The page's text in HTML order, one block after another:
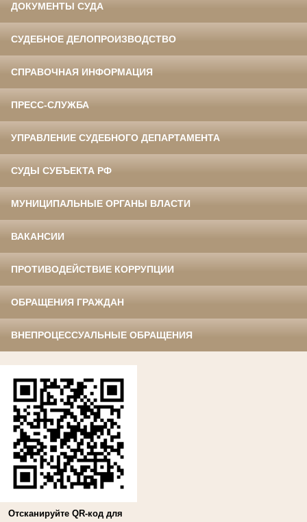
ДОКУМЕНТЫ СУДА
СУДЕБНОЕ ДЕЛОПРОИЗВОДСТВО
СПРАВОЧНАЯ ИНФОРМАЦИЯ
ПРЕСС-СЛУЖБА
УПРАВЛЕНИЕ СУДЕБНОГО ДЕПАРТАМЕНТА
СУДЫ СУБЪЕКТА РФ
МУНИЦИПАЛЬНЫЕ ОРГАНЫ ВЛАСТИ
ВАКАНСИИ
ПРОТИВОДЕЙСТВИЕ КОРРУПЦИИ
ОБРАЩЕНИЯ ГРАЖДАН
ВНЕПРОЦЕССУАЛЬНЫЕ ОБРАЩЕНИЯ
Отсканируйте QR-код для